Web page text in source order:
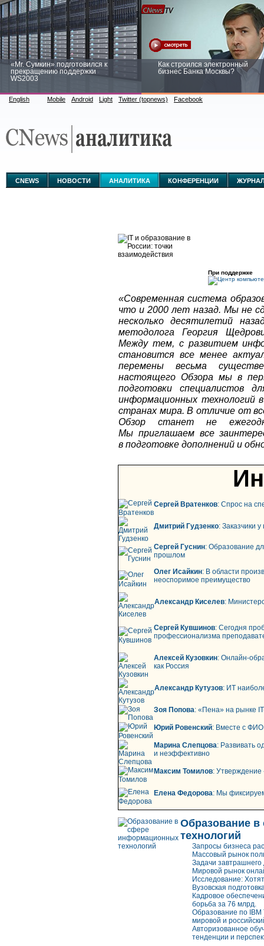
«Mr. Сумкин» подготовился к
прекращению поддержки
WS2003
Как строился электронный
бизнес Банка Москвы?
аналитике
English Mobile Android Light Twitter (topnews) Facebook
CNEWS НОВОСТИ АНАЛИТИКА КОНФЕРЕНЦИИ
При поддержке
«Современная система
что и 2000 лет назад. Мы не
несколько десятилетий
методолога Георгия
Между тем, с развитием
становится все менее
перемены весьма
настоящего Обзора мы в
подготовки специалистов
информационных технологий
странах мира. В отличие от
Обзор станет не
Мы приглашаем все
в подготовке дополнений и
Сергей Вратенков: Спрос на
Дмитрий Гудзенко: Заказчики
Сергей Гуснин: Образование
прошлом
Олег Исайкин: В области
неоспоримое преимущество
Александр Киселев:
Сергей Кувшинов: Сегодня
профессионализма
Алексей Кузовкин: Онлайн-
как Россия
Александр Кутузов: ИТ
Зоя Попова: «Пена» на рынке
Юрий Ровенский: Вместе с ФИО
Марина Слепцова: Развивать
и неэффективно
Максим Томилов:
Елена Федорова: Мы
Образование
технологий
Запросы бизнеса
Массовый рынок
Задачи завтрашнего
Мировой рынок
Исследование:
Вузовская
Кадровое
борьба за 76 млрд.
Образование по IBM
мировой и
Авторизованное
тенденции и